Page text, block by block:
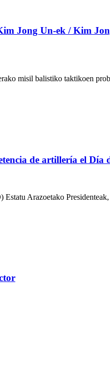
Jong Un-ek / Kim
misil balistiko taktikoen
de artillería el Día
Arazoetako